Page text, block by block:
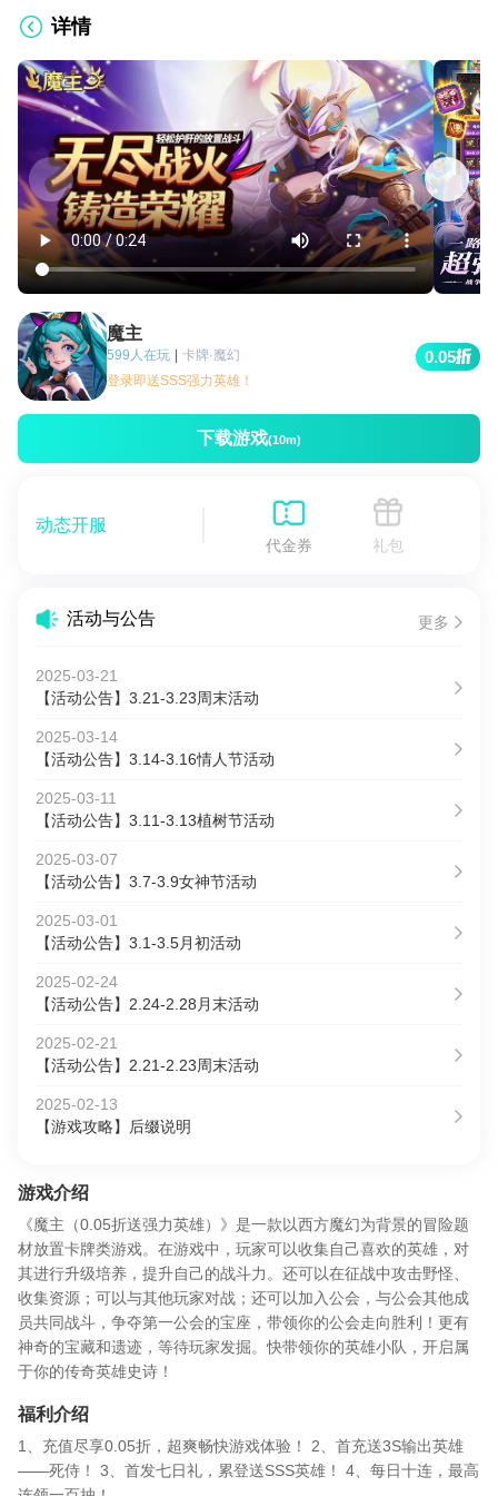
详情
魔主
599人在玩 | 卡牌·魔幻
登录即送SSS强力英雄！
0.05
下载游戏(10m)
动态开服
代金券 礼包
活动与公告 更多
2025-03-21
【活动公告】3.21-3.23周末活动
2025-03-14
【活动公告】3.14-3.16情人节活动
2025-03-11
【活动公告】3.11-3.13植树节活动
2025-03-07
【活动公告】3.7-3.9女神节活动
2025-03-01
【活动公告】3.1-3.5月初活动
2025-02-24
【活动公告】2.24-2.28月末活动
2025-02-21
【活动公告】2.21-2.23周末活动
2025-02-13
【游戏攻略】后缀说明
游戏介绍
《魔主（0.05折送强力英雄）》是一款以西方魔幻为背景的冒险题
材放置卡牌类游戏。在游戏中，玩家可以收集自己喜欢的英雄，对
其进行升级培养，提升自己的战斗力。还可以在征战中攻击野怪、
收集资源；可以与其他玩家对战；还可以加入公会，与公会其他成
员共同战斗，争夺第一公会的宝座，带领你的公会走向胜利！更有
神奇的宝藏和遗迹，等待玩家发掘。快带领你的英雄小队，开启属
于你的传奇英雄史诗！
福利介绍
1、充值尽享0.05折，超爽畅快游戏体验！ 2、首充送3S输出英雄
——死侍！ 3、首发七日礼，累登送SSS英雄！ 4、每日十连，最高